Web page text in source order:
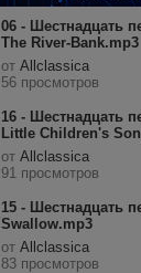
06 - Шестнадцать
The River-Bank.mp3
от Allclassica
56 просмотров
16 - Шестнадцать
Little Children's
от Allclassica
91 просмотров
15 - Шестнадцать
Swallow.mp3
от Allclassica
83 просмотров